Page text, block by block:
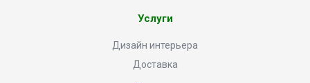
Услуги
Дизайн интерьера
Доставка